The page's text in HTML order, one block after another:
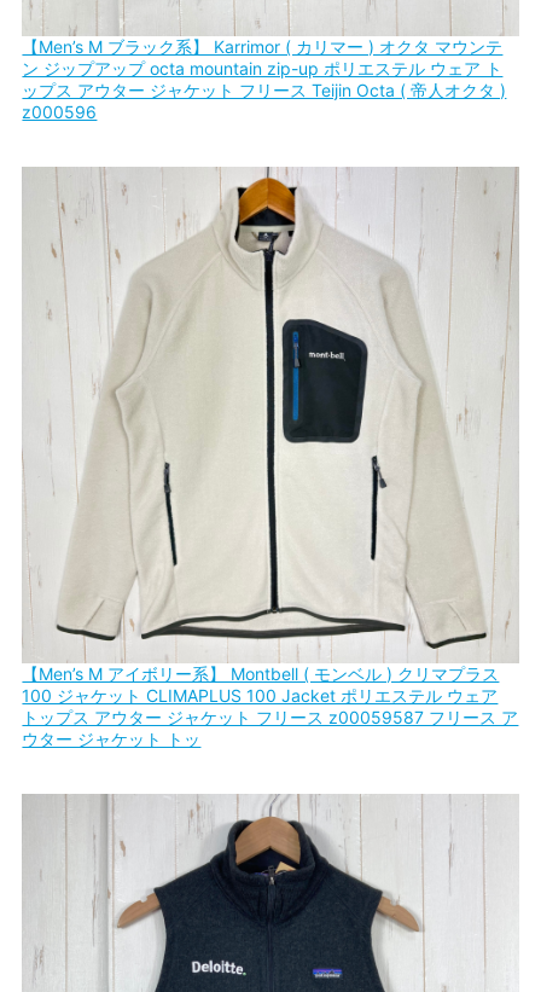
【Men’s M ブラック系】 Karrimor ( カリマー ) オクタ マウンテ
ン ジップアップ octa mountain zip-up ポリエステル ウェア ト
ップス アウター ジャケット フリース Teijin Octa ( 帝人オクタ )
z000596
【Men’s M アイボリー系】 Montbell ( モンベル ) クリマプラス
100 ジャケット CLIMAPLUS 100 Jacket ポリエステル ウェア
トップス アウター ジャケット フリース z00059587 フリース ア
ウター ジャケット トッ